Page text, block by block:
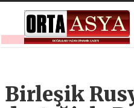
Birleşik